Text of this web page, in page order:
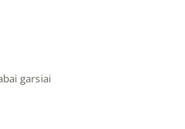
garsiai